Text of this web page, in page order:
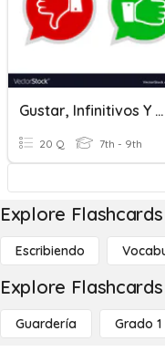
Gustar, Infinitivos Y Pronombres
20 Q 7th - 9th
Explore
Escribiendo
Explore
Guardería Grado 1